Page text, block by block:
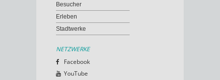
Besucher
Erleben
Stadtwerke
NETZWERKE
Facebook
YouTube